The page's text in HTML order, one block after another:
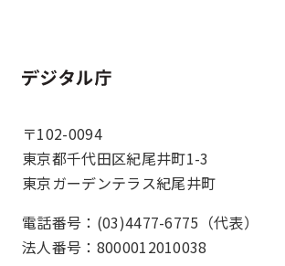
ホーム
〒102-0094
東京都千代田区紀尾井町1-3
東京ガーデンテラス紀尾井町
電話番号：(03)4477-6775（代表）
法人番号：8000012010038